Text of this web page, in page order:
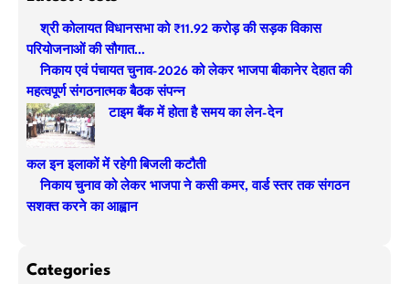
श्री कोलायत विधानसभा को ₹11.92 करोड़ की सड़क विकास
परियोजनाओं की सौगात…
निकाय एवं पंचायत चुनाव-2026 को लेकर भाजपा बीकानेर देहात की
महत्वपूर्ण संगठनात्मक बैठक संपन्न
टाइम बैंक में होता है समय का लेन-देन
कल इन इलाकों में रहेगी बिजली कटौती
निकाय चुनाव को लेकर भाजपा ने कसी कमर, वार्ड स्तर तक संगठन
सशक्त करने का आह्वान
Categories